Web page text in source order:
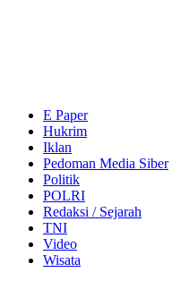
E Paper
Hukrim
Iklan
Pedoman Media Siber
Politik
POLRI
Redaksi / Sejarah
TNI
Video
Wisata